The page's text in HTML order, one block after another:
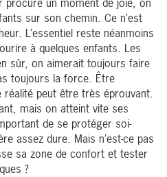
sur son chemin. Ce n’est
L’essentiel reste néanmoins
à quelques enfants. Les
sûr, on aimerait toujours faire
toujours la force. Être
peut être très éprouvant.
mais on atteint vite ses
de se protéger soi-
assez dure. Mais n’est-ce pas
sa zone de confort et tester
?